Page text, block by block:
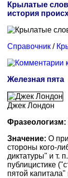
Крылатые
история
Справочник /
Железная пята
Джек Лондон
Фразеологизм:
Значение: О
стороны кого-
диктатуры" и т.
публицистике
пятой капитала"